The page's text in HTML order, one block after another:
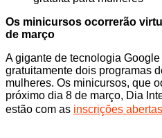
Os minicursos ocorrerão
de março
A gigante de tecnologia
gratuitamente dois programas
mulheres. Os minicursos, que
próximo dia 8 de março, Dia
estão com as inscrições abertas